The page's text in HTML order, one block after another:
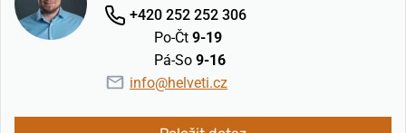
+420 252 252 306
Po-Čt 9-19
Pá-So 9-16
info@helveti.cz